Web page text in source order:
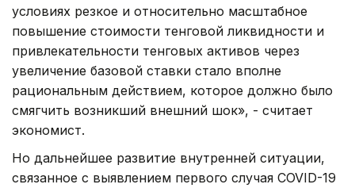
условиях резкое и относительно масштабное
повышение стоимости тенговой ликвидности и
привлекательности тенговых активов через
увеличение базовой ставки стало вполне
рациональным действием, которое должно было
смягчить возникший внешний шок», - считает
экономист.
Но дальнейшее развитие внутренней ситуации,
связанное с выявлением первого случая COVID-19